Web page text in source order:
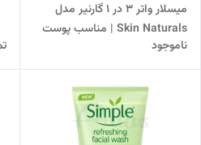
میسلار واتر 3 در 1 گارنیر مدل
Skin Naturals | مناسب پوست
های حساس و مختلط
ناموجود